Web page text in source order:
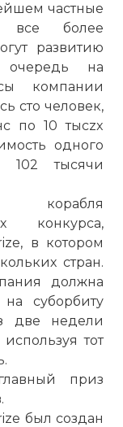
частные
все более
развитию
очередь на
компании
сто человек,
по 10 тысzx
одного
102 тысячи
корабля
конкурса,
в котором
стран.
должна
суборбиту
две недели
тот
приз
был создан